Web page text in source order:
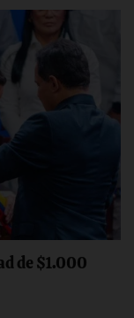
de $1.000